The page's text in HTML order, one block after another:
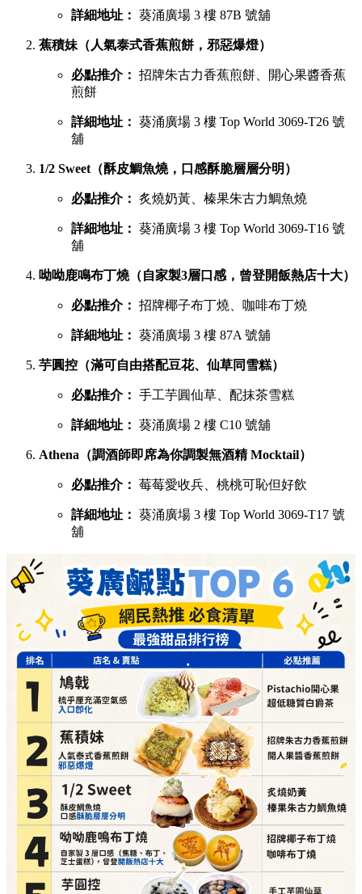
詳細地址： 葵涌廣場 3 樓 87B 號舖
蕉積妹（人氣泰式香蕉煎餅，邪惡爆燈）
必點推介： 招牌朱古力香蕉煎餅、開心果醬香蕉
煎餅
詳細地址： 葵涌廣場 3 樓 Top World 3069-T26 號
舖
1/2 Sweet（酥皮鯛魚燒，口感酥脆層層分明）
必點推介： 炙燒奶黃、榛果朱古力鯛魚燒
詳細地址： 葵涌廣場 3 樓 Top World 3069-T16 號
舖
呦呦鹿鳴布丁燒（自家製3層口感，曾登開飯熱店十大）
必點推介： 招牌椰子布丁燒、咖啡布丁燒
詳細地址： 葵涌廣場 3 樓 87A 號舖
芋圓控（滿可自由搭配豆花、仙草同雪糕）
必點推介： 手工芋圓仙草、配抹茶雪糕
詳細地址： 葵涌廣場 2 樓 C10 號舖
Athena（調酒師即席為你調製無酒精 Mocktail）
必點推介： 莓莓愛收兵、桃桃可恥但好飲
詳細地址： 葵涌廣場 3 樓 Top World 3069-T17 號
舖